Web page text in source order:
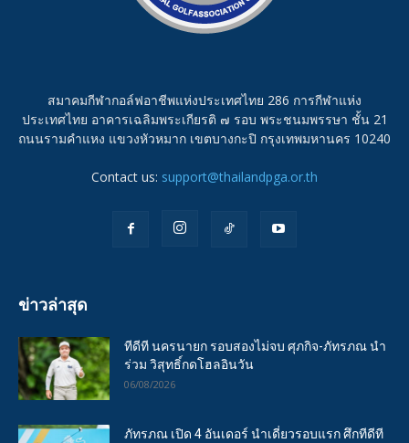
สมาคมกีฬากอล์ฟอาชีพแห่งประเทศไทย 286 การกีฬาแห่ง
ประเทศไทย อาคารเฉลิมพระเกียรติ ๗ รอบ พระชนมพรรษา ชั้น 21
ถนนรามคำแหง แขวงหัวหมาก เขตบางกะปิ กรุงเทพมหานคร 10240
Contact us: support@thailandpga.or.th
ข่าวล่าสุด
ทีดีที นครนายก รอบสองไม่จบ ศุภกิจ-ภัทรภณ นำ
ร่วม วิสุทธิ์กดโฮลอินวัน
06/08/2026
ภัทรภณ เปิด 4 อันเดอร์ นำเดี่ยวรอบแรก ศึกทีดีที